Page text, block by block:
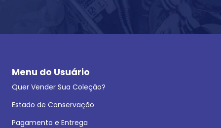
Menu do Usuário
Quer Vender Sua Coleção?
Estado de Conservação
Pagamento e Entrega